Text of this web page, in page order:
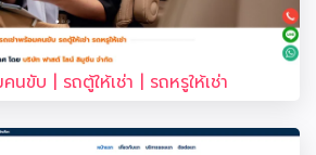
นขับ | รถตู้ให้เช่า | รถหรูให้เช่า